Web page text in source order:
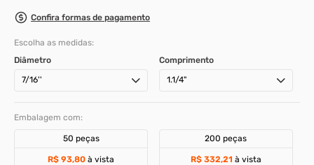
Confira formas de pagamento
Escolha as medidas:
Diâmetro
7/16''
Comprimento
1.1/4"
Embalagem com:
50 peças
R$ 93,80 à vista
200 peças
R$ 332,21 à vista